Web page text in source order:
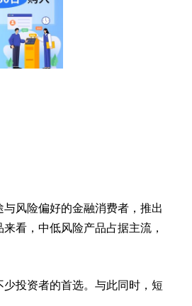
风险偏好的金融消费者，推出
看，中低风险产品占据主流，
投资者的首选。与此同时，短